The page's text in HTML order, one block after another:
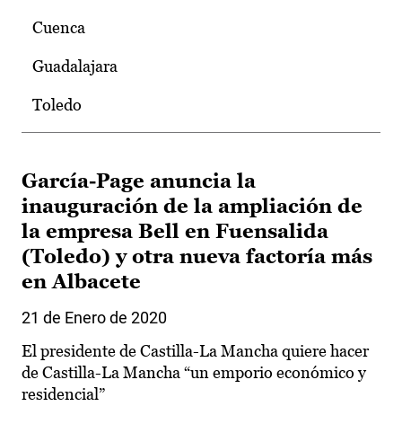
Cuenca
Guadalajara
Toledo
García-Page anuncia la
inauguración de la ampliación de
la empresa Bell en Fuensalida
(Toledo) y otra nueva factoría más
en Albacete
21 de Enero de 2020
El presidente de Castilla-La Mancha quiere hacer
de Castilla-La Mancha “un emporio económico y
residencial”